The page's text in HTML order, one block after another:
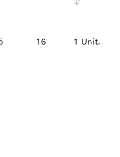
16 1 Unit.